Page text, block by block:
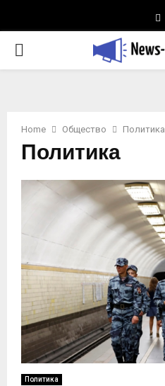
PRIMARY
Home Общество Политика
Политика
Политика